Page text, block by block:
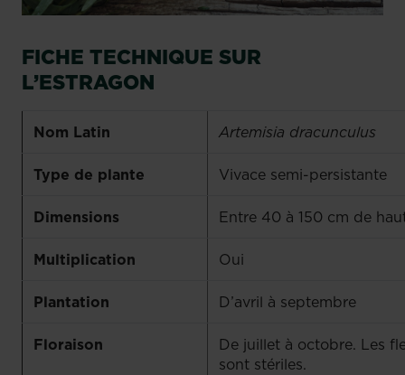
FICHE TECHNIQUE SUR
L’ESTRAGON
Nom Latin Artemisia dracunculus
Type de plante Vivace semi-persistante
Dimensions Entre 40 à 150 cm de
Multiplication Oui
Plantation D’avril à septembre
Floraison
De juillet à octobre. Les
sont stériles.